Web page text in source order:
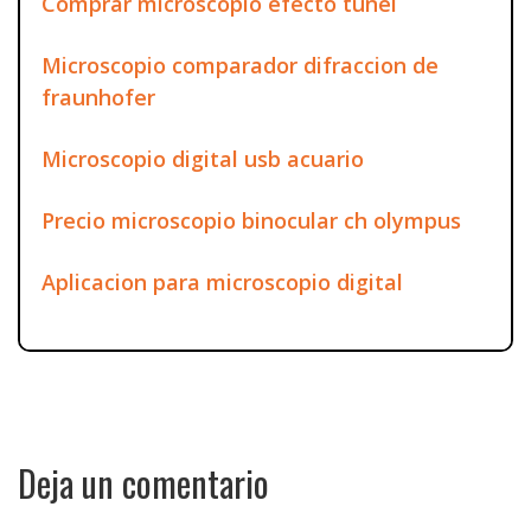
Microscopio comparador difraccion de
fraunhofer
Microscopio digital usb acuario
Precio microscopio binocular ch olympus
Aplicacion para microscopio digital
Deja un comentario